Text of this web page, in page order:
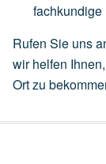
fachkundige
Rufen Sie uns
wir helfen
Ort zu